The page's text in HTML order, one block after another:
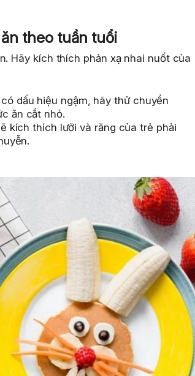
theo tuần tuổi
Hãy kích thích phản xạ nhai nuốt của
dấu hiệu ngậm, hãy thử chuyển
ăn cắt nhỏ.
kích thích lưỡi và răng của trẻ phải